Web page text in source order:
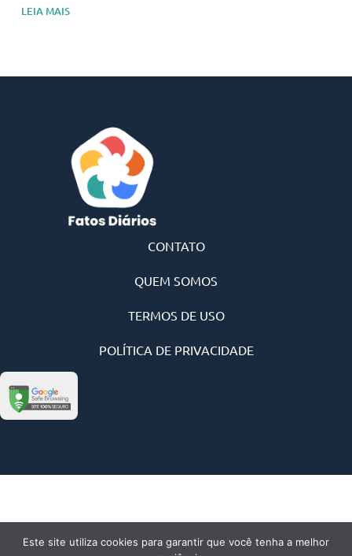
LEIA MAIS
CONTATO
QUEM SOMOS
TERMOS DE USO
POLÍTICA DE PRIVACIDADE
Este site utiliza cookies para garantir que você tenha a melhor